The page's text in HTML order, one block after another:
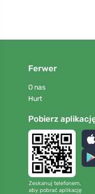
Ferwer
O nas
Hurt
Pobierz
Zeskanuj telefonem,
aby pobrać aplikację